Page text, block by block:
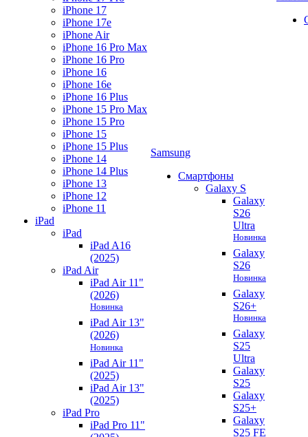
iPhone 17
iPhone 17e
iPhone Air
iPhone 16 Pro Max
iPhone 16 Pro
iPhone 16
iPhone 16e
iPhone 16 Plus
iPhone 15 Pro Max
iPhone 15 Pro
iPhone 15
iPhone 15 Plus
iPhone 14
iPhone 14 Plus
iPhone 13
iPhone 12
iPhone 11
iPad
iPad
iPad A16
(2025)
iPad Air
iPad Air 11"
(2026)
Новинка
iPad Air 13"
(2026)
Новинка
iPad Air 11"
(2025)
iPad Air 13"
(2025)
iPad Pro
iPad Pro 11"
Samsung
Смартфоны
Galaxy S
Galaxy
S26
Ultra
Новинка
Galaxy
S26
Новинка
Galaxy
S26+
Новинка
Galaxy
S25
Ultra
Galaxy
S25
Galaxy
S25+
Galaxy
S25 FE